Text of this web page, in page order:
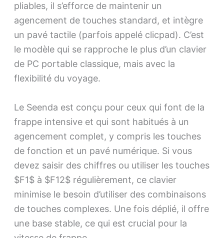
pliables, il s’efforce de maintenir un
agencement de touches standard, et intègre
un pavé tactile (parfois appelé clicpad). C’est
le modèle qui se rapproche le plus d’un clavier
de PC portable classique, mais avec la
flexibilité du voyage.
Le Seenda est conçu pour ceux qui font de la
frappe intensive et qui sont habitués à un
agencement complet, y compris les touches
de fonction et un pavé numérique. Si vous
devez saisir des chiffres ou utiliser les touches
$F1$ à $F12$ régulièrement, ce clavier
minimise le besoin d’utiliser des combinaisons
de touches complexes. Une fois déplié, il offre
une base stable, ce qui est crucial pour la